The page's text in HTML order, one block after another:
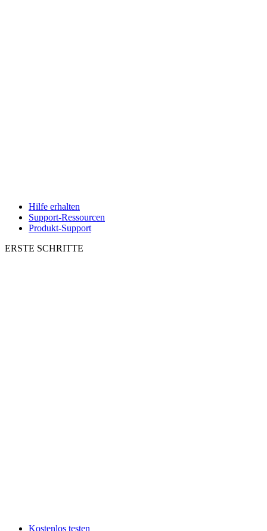
Hilfe erhalten
Support-Ressourcen
Produkt-Support
ERSTE SCHRITTE
Kostenlos testen